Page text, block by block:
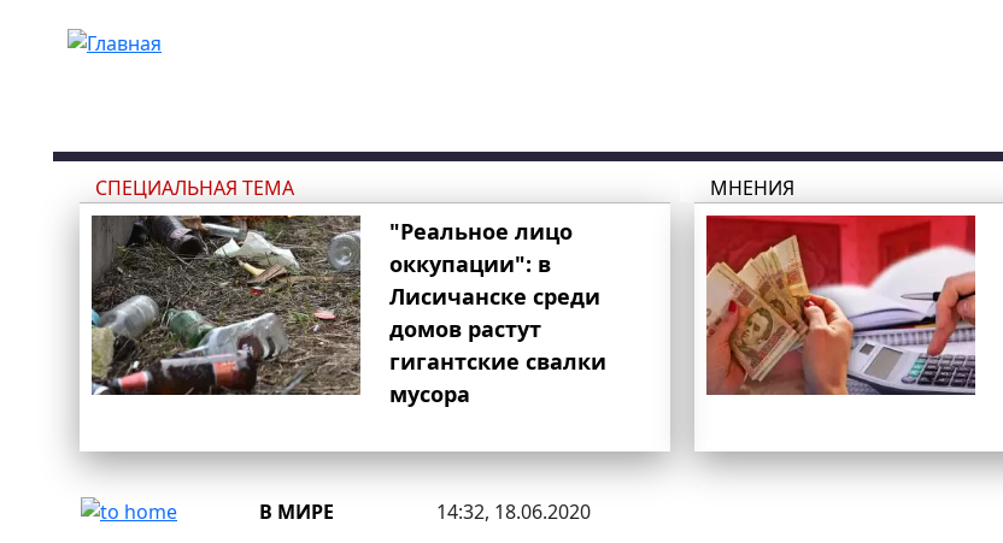
СПЕЦИАЛЬНАЯ ТЕМА
"Реальное лицо
оккупации": в
Лисичанске среди
домов растут
гигантские свалки
мусора
МНЕНИЯ
В МИРЕ 14:32, 18.06.2020